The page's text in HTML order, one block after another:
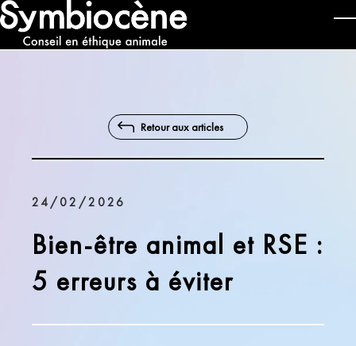
Aller au contenu principal
Retour aux articles
24/02/2026
Bien-être animal et RSE :
5 erreurs à éviter